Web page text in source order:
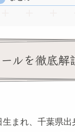
ルを徹底解
まれ、千葉県出